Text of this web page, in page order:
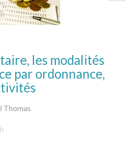
les modalités
par ordonnance,
Thomas